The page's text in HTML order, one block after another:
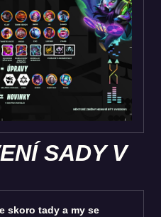
SADY V
skoro tady a my se